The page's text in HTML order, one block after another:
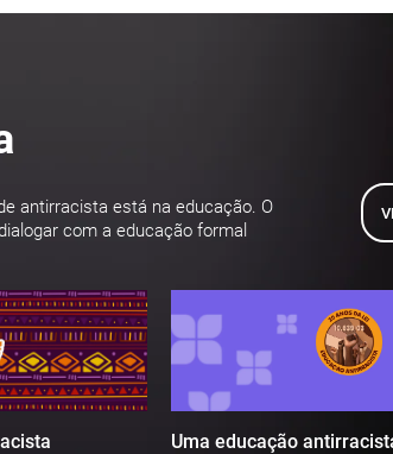
antirracista está na educação. O
com a educação formal
Uma educação